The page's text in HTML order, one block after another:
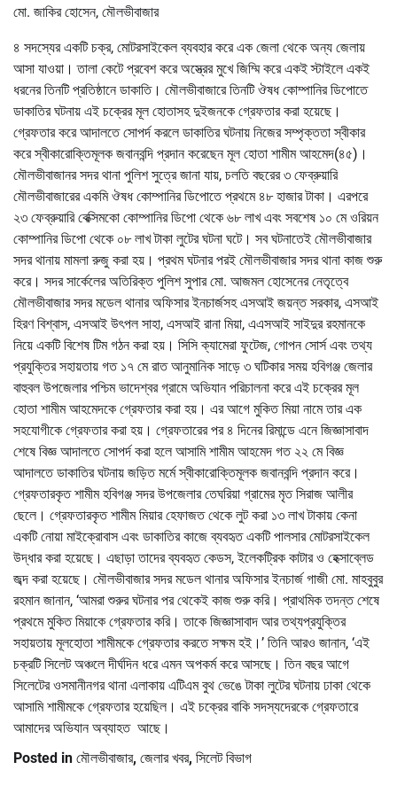
মো. জাকির হোসেন, মৌলভীবাজার
৪ সদস্যের একটি চক্র, মোটরসাইকেল ব্যবহার করে এক জেলা থেকে অন্য জেলায়
আসা যাওয়া। তালা কেটে প্রবেশ করে অস্ত্রের মুখে জিম্মি করে একই স্টাইলে একই
ধরনের তিনটি প্রতিষ্ঠানে ডাকাতি। মৌলভীবাজারে তিনটি ঔষধ কোম্পানির ডিপোতে
ডাকাতির ঘটনায় এই চক্রের মূল হোতাসহ দুইজনকে গ্রেফতার করা হয়েছে।
গ্রেফতার করে আদালতে সোপর্দ করলে ডাকাতির ঘটনায় নিজের সম্পৃক্ততা স্বীকার
করে স্বীকারোক্তিমূলক জবানবন্দি প্রদান করেছেন মূল হোতা শামীম আহমেদ(৪৫)।
মৌলভীবাজানর সদর থানা পুলিশ সুত্রে জানা যায়, চলতি বছরের ৩ ফেব্রুয়ারি
মৌলভীবাজারের একমি ঔষধ কোম্পানির ডিপোতে প্রথমে ৪৮ হাজার টাকা। এরপরে
২৩ ফেব্রুয়ারি বেক্সিমকো কোম্পানির ডিপো থেকে ৬৮ লাখ এবং সবশেষ ১০ মে ওরিয়ন
কোম্পানির ডিপো থেকে ০৮ লাখ টাকা লুটের ঘটনা ঘটে। সব ঘটনাতেই মৌলভীবাজার
সদর থানায় মামলা রুজু করা হয়। প্রথম ঘটনার পরই মৌলভীবাজার সদর থানা কাজ শুরু
করে। সদর সার্কেলের অতিরিক্ত পুলিশ সুপার মো. আজমল হোসেনের নেতৃত্বে
মৌলভীবাজার সদর মডেল থানার অফিসার ইনচার্জসহ এসআই জয়ন্ত সরকার, এসআই
হিরণ বিশ্বাস, এসআই উৎপল সাহা, এসআই রানা মিয়া, এএসআই সাইদুর রহমানকে
নিয়ে একটি বিশেষ টিম গঠন করা হয়। সিসি ক্যামেরা ফুটেজ, গোপন সোর্স এবং তথ্য
প্রযুক্তির সহায়তায় গত ১৭ মে রাত আনুমানিক সাড়ে ৩ ঘটিকার সময় হবিগঞ্জ জেলার
বাহুবল উপজেলার পশ্চিম ভাদেশ্বর গ্রামে অভিযান পরিচালনা করে এই চক্রের মূল
হোতা শামীম আহমেদকে গ্রেফতার করা হয়। এর আগে মুকিত মিয়া নামে তার এক
সহযোগীকে গ্রেফতার করা হয়। গ্রেফতারের পর ৪ দিনের রিমান্ডে এনে জিজ্ঞাসাবাদ
শেষে বিজ্ঞ আদালতে সোপর্দ করা হলে আসামি শামীম আহমেদ গত ২২ মে বিজ্ঞ
আদালতে ডাকাতির ঘটনায় জড়িত মর্মে স্বীকারোক্তিমূলক জবানবন্দি প্রদান করে।
গ্রেফতারকৃত শামীম হবিগঞ্জ সদর উপজেলার তেঘরিয়া গ্রামের মৃত সিরাজ আলীর
ছেলে। গ্রেফতারকৃত শামীম মিয়ার হেফাজত থেকে লুট করা ১৩ লাখ টাকায় কেনা
একটি নোয়া মাইক্রোবাস এবং ডাকাতির কাজে ব্যবহৃত একটি পালসার মোটরসাইকেল
উদ্ধার করা হয়েছে। এছাড়া তাদের ব্যবহৃত কেডস, ইলেকট্রিক কাটার ও হেক্সাব্লেড
জব্দ করা হয়েছে। মৌলভীবাজার সদর মডেল থানার অফিসার ইনচার্জ গাজী মো. মাহবুবুর
রহমান জানান, ‘আমরা শুরুর ঘটনার পর থেকেই কাজ শুরু করি। প্রাথমিক তদন্ত শেষে
প্রথমে মুকিত মিয়াকে গ্রেফতার করি। তাকে জিজ্ঞাসাবাদ আর তথ্যপ্রযুক্তির
সহায়তায় মূলহোতা শামীমকে গ্রেফতার করতে সক্ষম হই।’ তিনি আরও জানান, ‘এই
চক্রটি সিলেট অঞ্চলে দীর্ঘদিন ধরে এমন অপকর্ম করে আসছে। তিন বছর আগে
সিলেটের ওসমানীনগর থানা এলাকায় এটিএম বুথ ভেঙে টাকা লুটের ঘটনায় ঢাকা থেকে
আসামি শামীমকে গ্রেফতার হয়েছিল। এই চক্রের বাকি সদস্যদেরকে গ্রেফতারে
আমাদের অভিযান অব্যাহত আছে।
Posted in মৌলভীবাজার, জেলার খবর, সিলেট বিভাগ